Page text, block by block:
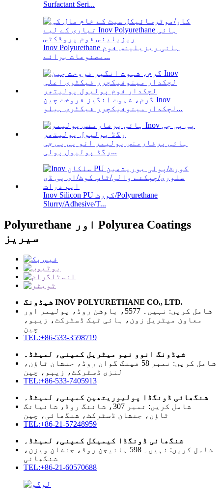
Surfactant Seri...
Inov Polyurethane ہائی ریزیلینس فوم
مصنوعات برائے...
گرم، شہوت انگیز فروخت چین Inov
لچکدار مینوفیکچرر فیکٹری ہیلو...
ہائی پرفارمنس پولیمر انو پی پی جی
رگڈ پولیول پولی...
Inov Silicon PU کورٹ/Polyurethane
Slurry/Adhesive/T...
Polyurethane اور Polyurea Coatings
سیریز
شیڈونگ INOV POLYURETHANE CO., LTD.
شامل کریں: نہیں۔ 5577، باوشن روڈ، پولیمر اور
معاون میٹریل زون، ہائی ٹیک ڈسٹرکٹ، زیبو،
چین
TEL:+86-533-3598719
شیڈونگ انوو نیو میٹریل کمپنی، لمیٹڈ۔
شامل کریں: نمبر 58 فینگ گوان روڈ، جنشان ٹاؤن،
لنزی ڈسٹرکٹ، زیبو، چین
TEL:+86-533-7405913
شنگھائی ڈونگڈا پولیوریتھین کمپنی، لمیٹڈ۔
شامل کریں: نمبر 307، شاننگ روڈ، شانیانگ
ٹاؤن، جنشان ڈسٹرکٹ، شنگھائی، چین
TEL:+86-21-57248959
شنگھائی ڈونگڈا کیمیکل کمپنی، لمیٹڈ۔
شامل کریں: نہیں۔ 598 ہائیجن روڈ، جنشان ویزن،
شنگھائی
TEL:+86-21-60570688